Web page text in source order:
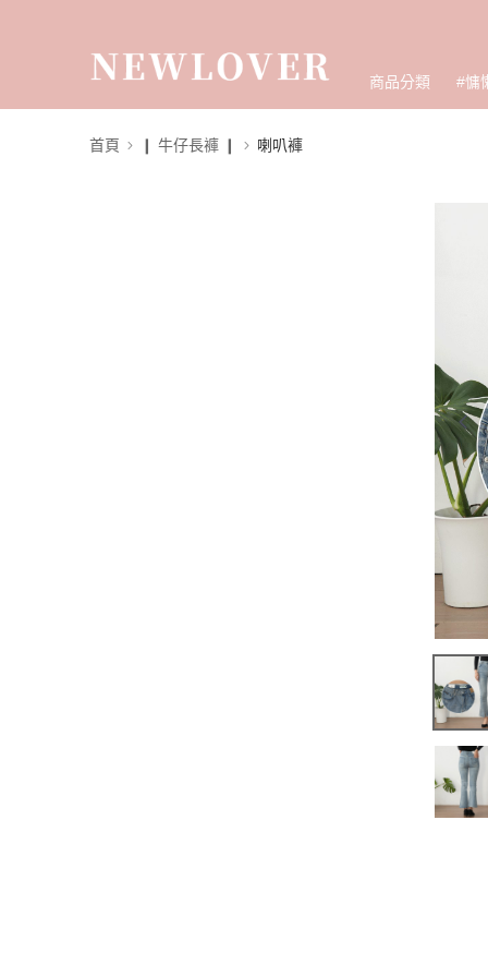
商品分類 #慵
首頁 ❙ 牛仔長褲 ❙ 喇叭褲